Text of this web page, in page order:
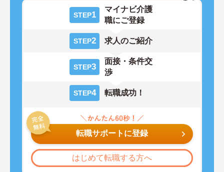
STEP1
マイナビ介護
職にご登録
STEP2 求人のご紹介
STEP3
面接・条件交
渉
STEP4 転職成功！
転職サポートに登録
はじめて転職する方へ